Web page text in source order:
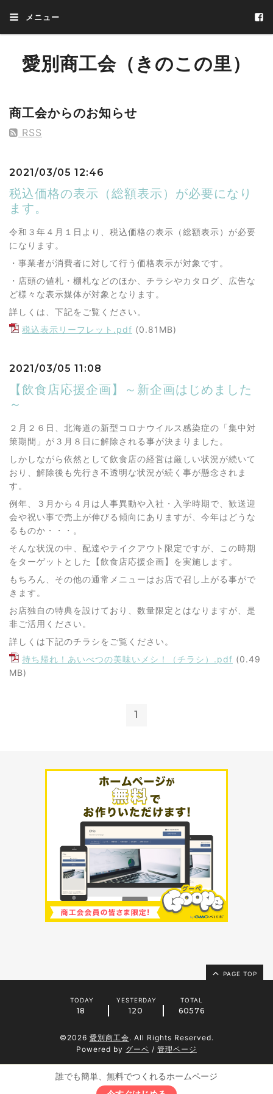
メニュー
愛別商工会（きのこの里）
商工会からのお知らせ
RSS
2021/03/05 12:46
税込価格の表示（総額表示）が必要になり
ます。
令和３年４月１日より、税込価格の表示（総額表示）が必要
になります。
・事業者が消費者に対して行う価格表示が対象です。
・店頭の値札・棚札などのほか、チラシやカタログ、広告な
ど様々な表示媒体が対象となります。
詳しくは、下記をご覧ください。
税込表示リーフレット.pdf (0.81MB)
2021/03/05 11:08
【飲食店応援企画】～新企画はじめました
～
２月２６日、北海道の新型コロナウイルス感染症の「集中対
策期間」が３月８日に解除される事が決まりました。
しかしながら依然として飲食店の経営は厳しい状況が続いて
おり、解除後も先行き不透明な状況が続く事が懸念されま
す。
例年、３月から４月は人事異動や入社・入学時期で、歓送迎
会や祝い事で売上が伸びる傾向にありますが、今年はどうな
るものか・・・。
そんな状況の中、配達やテイクアウト限定ですが、この時期
をターゲットとした【飲食店応援企画】を実施します。
もちろん、その他の通常メニューはお店で召し上がる事がで
きます。
お店独自の特典を設けており、数量限定とはなりますが、是
非ご活用ください。
詳しくは下記のチラシをご覧ください。
持ち帰れ！あいべつの美味いメシ！（チラシ）.pdf (0.49
MB)
1
PAGE TOP
TODAY
18
YESTERDAY
120
TOTAL
60576
©2026 愛別商工会. All Rights Reserved.
Powered by グーペ / 管理ページ
誰でも簡単、無料でつくれるホームページ